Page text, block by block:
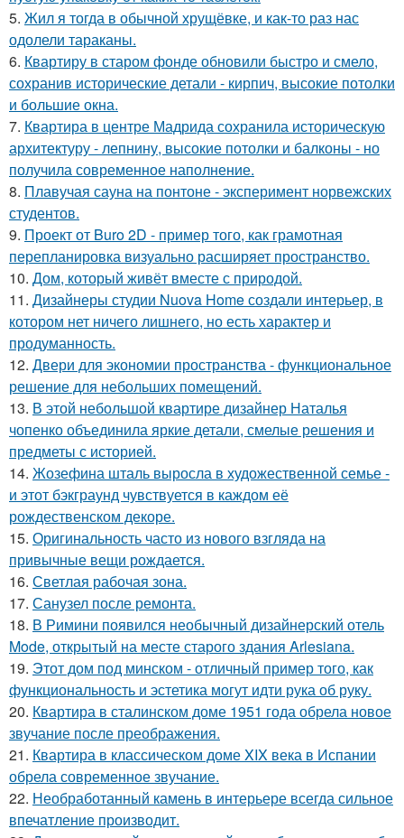
5. Жил я тогда в обычной хрущёвке, и как-то раз нас
одолели тараканы.
6. Квартиру в старом фонде обновили быстро и смело,
сохранив исторические детали - кирпич, высокие потолки
и большие окна.
7. Квартира в центре Мадрида сохранила историческую
архитектуру - лепнину, высокие потолки и балконы - но
получила современное наполнение.
8. Плавучая сауна на понтоне - эксперимент норвежских
студентов.
9. Проект от Buro 2D - пример того, как грамотная
перепланировка визуально расширяет пространство.
10. Дом, который живёт вместе с природой.
11. Дизайнеры студии Nuova Home создали интерьер, в
котором нет ничего лишнего, но есть характер и
продуманность.
12. Двери для экономии пространства - функциональное
решение для небольших помещений.
13. В этой небольшой квартире дизайнер Наталья
чопенко объединила яркие детали, смелые решения и
предметы с историей.
14. Жозефина шталь выросла в художественной семье -
и этот бэкграунд чувствуется в каждом её
рождественском декоре.
15. Оригинальность часто из нового взгляда на
привычные вещи рождается.
16. Светлая рабочая зона.
17. Санузел после ремонта.
18. В Римини появился необычный дизайнерский отель
Mode, открытый на месте старого здания Arlesiana.
19. Этот дом под минском - отличный пример того, как
функциональность и эстетика могут идти рука об руку.
20. Квартира в сталинском доме 1951 года обрела новое
звучание после преображения.
21. Квартира в классическом доме XIX века в Испании
обрела современное звучание.
22. Необработанный камень в интерьере всегда сильное
впечатление производит.